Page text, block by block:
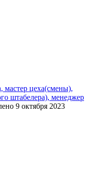
мастер цеха(смены),
штабелера), менеджер
9 октября 2023